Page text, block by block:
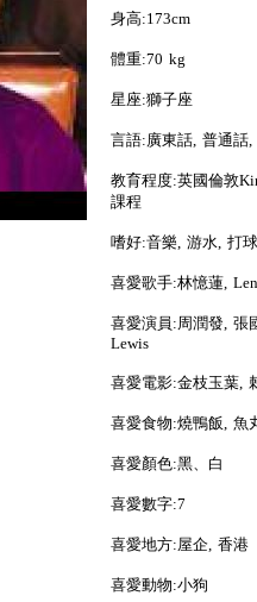
身高:173cm
體重:70 kg
星座:獅子座
言語:廣東話, 普通話
教育程度:英國倫敦
課程
嗜好:音樂, 游水, 打球
喜愛歌手:林憶蓮,
喜愛演員:周潤發, 張
Lewis
喜愛電影:金枝玉葉,
喜愛食物:燒鴨飯, 魚
喜愛顏色:黑、白
喜愛數字:7
喜愛地方:屋企, 香港
喜愛動物:小狗